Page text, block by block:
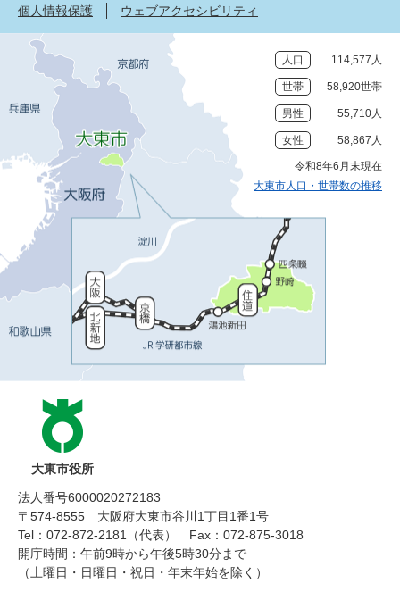
個人情報保護
ウェブアクセシビリティ
人口 114,577人
世帯 58,920世帯
男性 55,710人
女性 58,867人
令和8年6月末現在
大東市人口・世帯数の推移
大東市役所
法人番号6000020272183
〒574-8555 大阪府大東市谷川1丁目1番1号
Tel：072-872-2181（代表）
Fax：072-875-3018
開庁時間：午前9時から午後5時30分まで
（土曜日・日曜日・祝日・年末年始を除く）